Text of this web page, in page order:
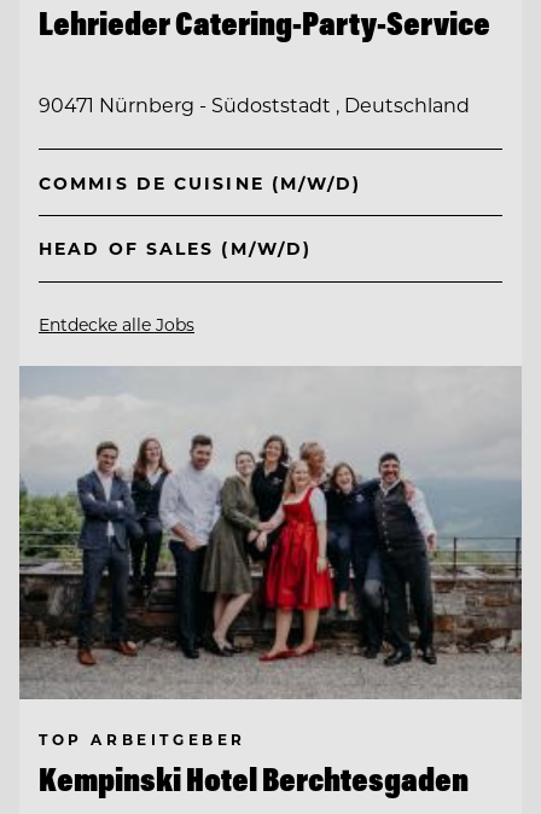
Lehrieder Catering-Party-Service
90471 Nürnberg - Südoststadt , Deutschland
COMMIS DE CUISINE (M/W/D)
HEAD OF SALES (M/W/D)
Entdecke alle Jobs
TOP ARBEITGEBER
Kempinski Hotel Berchtesgaden